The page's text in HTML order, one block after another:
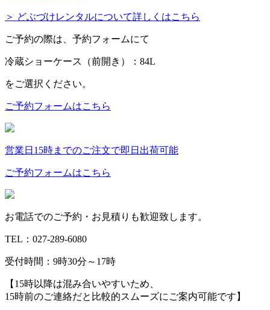
＞ どぶづけレンタルについて詳しくはこちら
ご予約の際は、予約フォームにて
冷蔵ショーケース（前開き）：84L
をご選択ください。
ご予約フォームはこちら
営業日15時までのご注文で即日出荷可能
ご予約フォームはこちら
お電話でのご予約・お見積りも歓迎致します。
TEL：027-289-6080
受付時間：9時30分～17時
【15時以降は混み合いやすいため、
15時前のご連絡だと比較的スムーズにご案内可能です】